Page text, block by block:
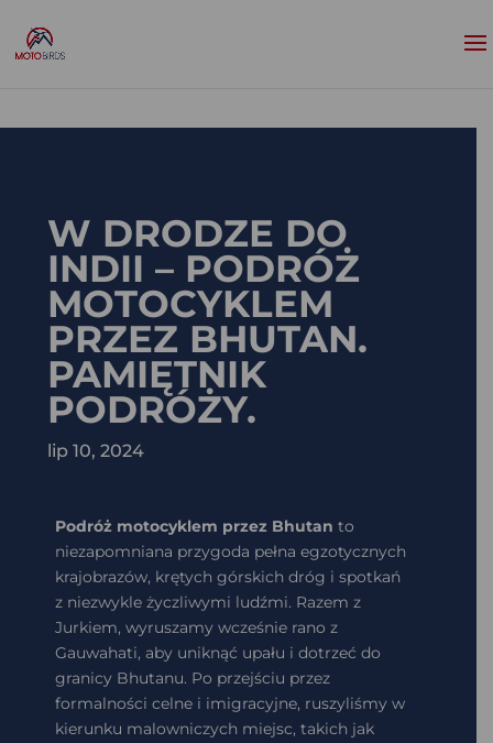
W DRODZE DO
INDII – PODRÓŻ
MOTOCYKLEM
PRZEZ BHUTAN.
PAMIĘTNIK
PODRÓŻY.
lip 10, 2024
Podróż motocyklem przez Bhutan to
niezapomniana przygoda pełna egzotycznych
krajobrazów, krętych górskich dróg i spotkań
z niezwykle życzliwymi ludźmi. Razem z
Jurkiem, wyruszamy wcześnie rano z
Gauwahati, aby uniknąć upału i dotrzeć do
granicy Bhutanu. Po przejściu przez
formalności celne i imigracyjne, ruszyliśmy w
kierunku malowniczych miejsc, takich jak